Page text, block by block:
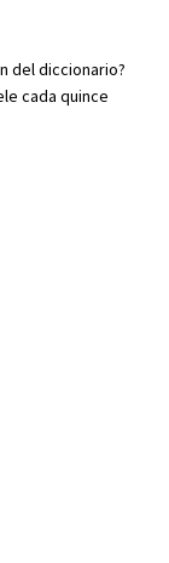
del diccionario?
cada quince